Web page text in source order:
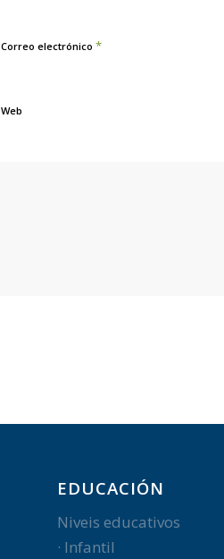
Correo electrónico *
Web
EDUCACIÓN
Niveis educativos
· Infantil